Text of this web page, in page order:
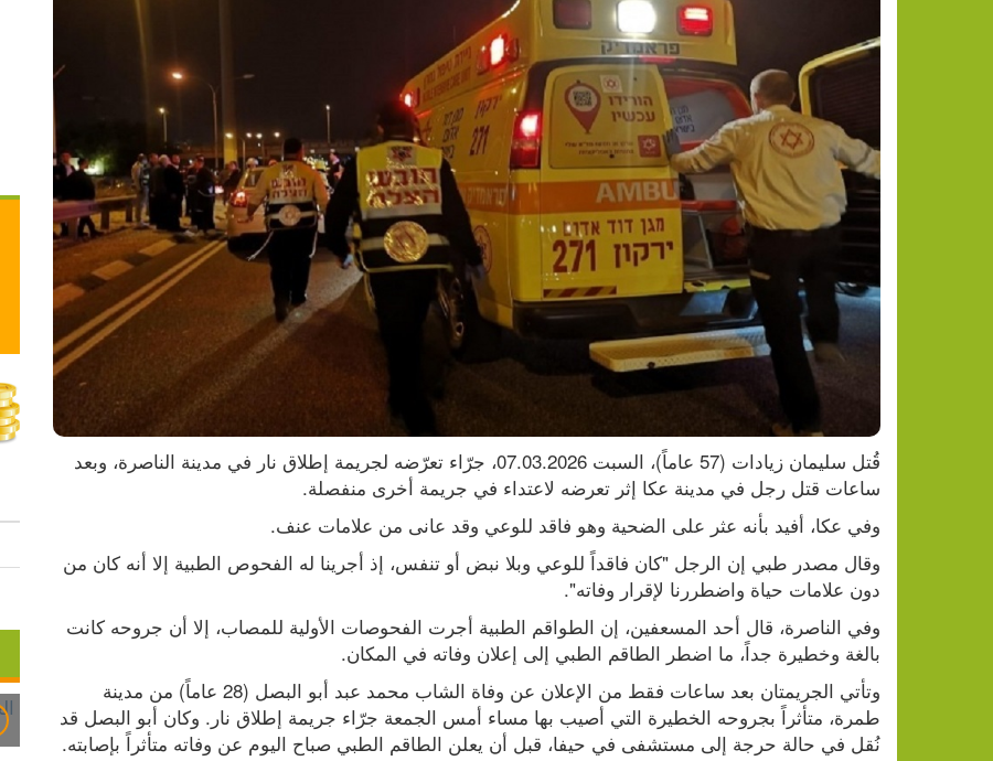
ساعات قتل رجل في مدينة عكا إثر تعرضه لاعتداء في جريمة أخرى منفصلة.
وفي عكا، أفيد بأنه عثر على الضحية وهو فاقد للوعي وقد عانى من علامات عنف.
دون علامات حياة واضطررنا لإقرار وفاته".
بالغة وخطيرة جداً، ما اضطر الطاقم الطبي إلى إعلان وفاته في المكان.
نُقل في حالة حرجة إلى مستشفى في حيفا، قبل أن يعلن الطاقم الطبي صباح اليوم عن وفاته متأثراً بإصابته.